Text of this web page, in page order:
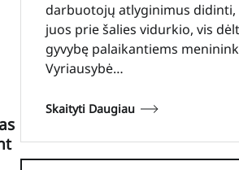
darbuotojų atlyginimus
juos prie šalies vidurkio, vis
gyvybę palaikantiems
Vyriausybė…
Skaityti Daugiau